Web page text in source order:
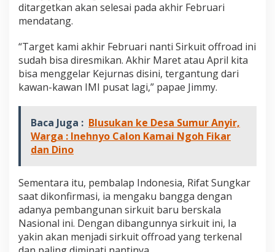
ditargetkan akan selesai pada akhir Februari
mendatang.
“Target kami akhir Februari nanti Sirkuit offroad ini
sudah bisa diresmikan. Akhir Maret atau April kita
bisa menggelar Kejurnas disini, tergantung dari
kawan-kawan IMI pusat lagi,” papae Jimmy.
Baca Juga : Blusukan ke Desa Sumur Anyir,
Warga : Inehnyo Calon Kamai Ngoh Fikar
dan Dino
Sementara itu, pembalap Indonesia, Rifat Sungkar
saat dikonfirmasi, ia mengaku bangga dengan
adanya pembangunan sirkuit baru berskala
Nasional ini. Dengan dibangunnya sirkuit ini, Ia
yakin akan menjadi sirkuit offroad yang terkenal